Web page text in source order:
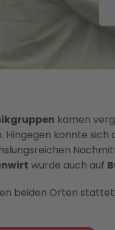
kamen
Hingegen konnte
wurde auch auf
beiden Orten